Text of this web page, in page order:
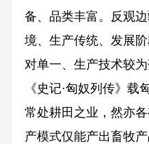
备、品类丰富。反观
境、生产传统、发展
对单一、生产技术较
《史记·匈奴列传》载
常处耕田之业，然亦
产模式仅能产出畜牧